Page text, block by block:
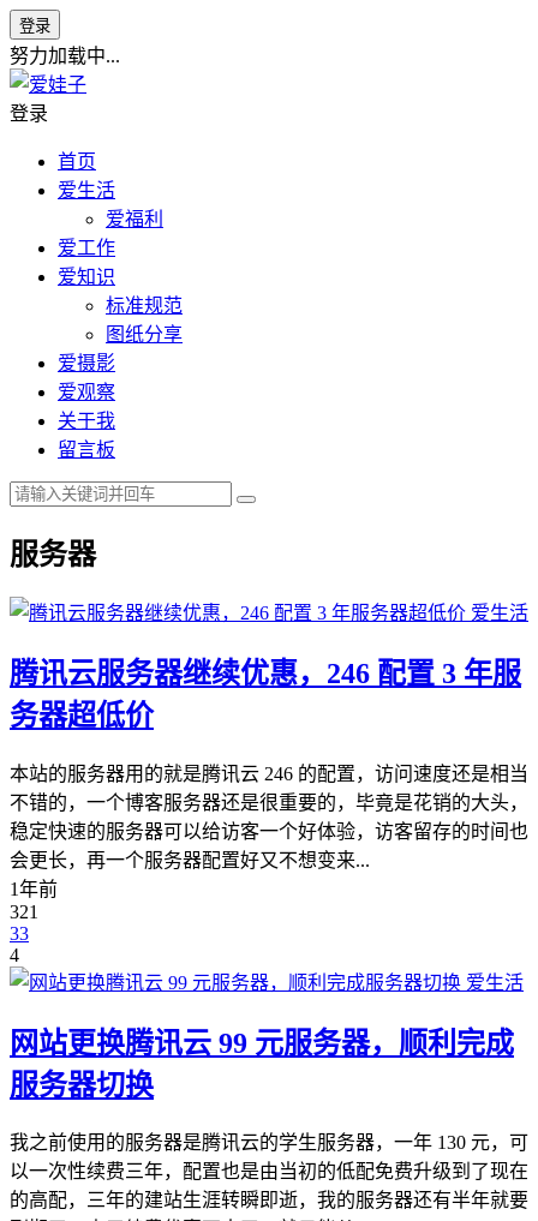
登录
努力加载中...
登录
首页
爱生活
爱福利
爱工作
爱知识
标准规范
图纸分享
爱摄影
爱观察
关于我
留言板
服务器
爱生活
腾讯云服务器继续优惠，246 配置 3 年服
务器超低价
本站的服务器用的就是腾讯云 246 的配置，访问速度还是相当
不错的，一个博客服务器还是很重要的，毕竟是花销的大头，
稳定快速的服务器可以给访客一个好体验，访客留存的时间也
会更长，再一个服务器配置好又不想变来...
1年前
321
33
4
爱生活
网站更换腾讯云 99 元服务器，顺利完成
服务器切换
我之前使用的服务器是腾讯云的学生服务器，一年 130 元，可
以一次性续费三年，配置也是由当初的低配免费升级到了现在
的高配，三年的建站生涯转瞬即逝，我的服务器还有半年就要